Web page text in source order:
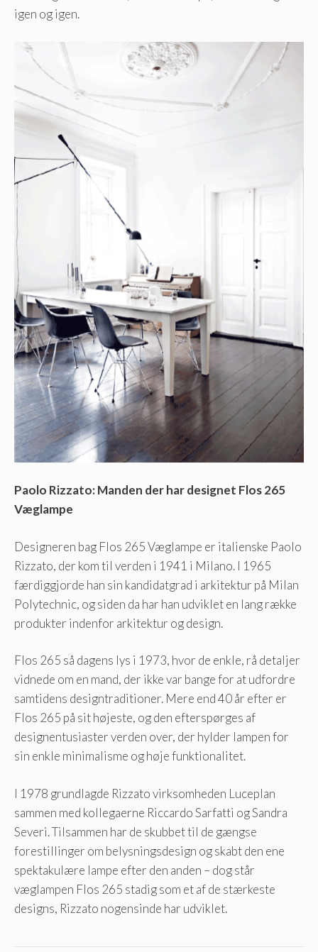
igen og igen.
Paolo Rizzato: Manden der har designet Flos 265
Væglampe
Designeren bag Flos 265 Væglampe er italienske Paolo
Rizzato, der kom til verden i 1941 i Milano. I 1965
færdiggjorde han sin kandidatgrad i arkitektur på Milan
Polytechnic, og siden da har han udviklet en lang række
produkter indenfor arkitektur og design.
Flos 265 så dagens lys i 1973, hvor de enkle, rå detaljer
vidnede om en mand, der ikke var bange for at udfordre
samtidens designtraditioner. Mere end 40 år efter er
Flos 265 på sit højeste, og den efterspørges af
designentusiaster verden over, der hylder lampen for
sin enkle minimalisme og høje funktionalitet.
I 1978 grundlagde Rizzato virksomheden Luceplan
sammen med kollegaerne Riccardo Sarfatti og Sandra
Severi. Tilsammen har de skubbet til de gængse
forestillinger om belysningsdesign og skabt den ene
spektakulære lampe efter den anden – dog står
væglampen Flos 265 stadig som et af de stærkeste
designs, Rizzato nogensinde har udviklet.